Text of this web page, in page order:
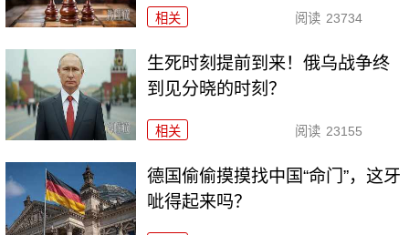
相关 阅读 23734
生死时刻提前到来！俄乌战争终
到见分晓的时刻？
相关 阅读 23155
德国偷偷摸摸找中国“命门”，这牙
呲得起来吗？